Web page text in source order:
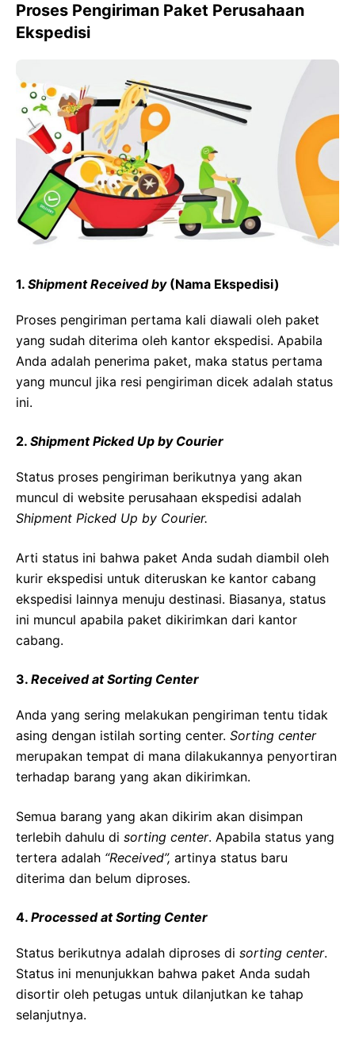
Proses Pengiriman Paket Perusahaan
Ekspedisi
1. Shipment Received by(Nama Ekspedisi)
Proses pengiriman pertama kali diawali oleh paket
yang sudah diterima oleh kantor ekspedisi. Apabila
Anda adalah penerima paket, maka status pertama
yang muncul jika resi pengiriman dicek adalah status
ini.
2. Shipment Picked Up by Courier
Status proses pengiriman berikutnya yang akan
muncul di website perusahaan ekspedisi adalah
Shipment Picked Up by Courier.
Arti status ini bahwa paket Anda sudah diambil oleh
kurir ekspedisi untuk diteruskan ke kantor cabang
ekspedisi lainnya menuju destinasi. Biasanya, status
ini muncul apabila paket dikirimkan dari kantor
cabang.
3. Received at Sorting Center
Anda yang sering melakukan pengiriman tentu tidak
asing dengan istilah sorting center. Sorting center
merupakan tempat di mana dilakukannya penyortiran
terhadap barang yang akan dikirimkan.
Semua barang yang akan dikirim akan disimpan
terlebih dahulu di sorting center. Apabila status yang
tertera adalah “Received”, artinya status baru
diterima dan belum diproses.
4. Processed at Sorting Center
Status berikutnya adalah diproses di sorting center.
Status ini menunjukkan bahwa paket Anda sudah
disortir oleh petugas untuk dilanjutkan ke tahap
selanjutnya.